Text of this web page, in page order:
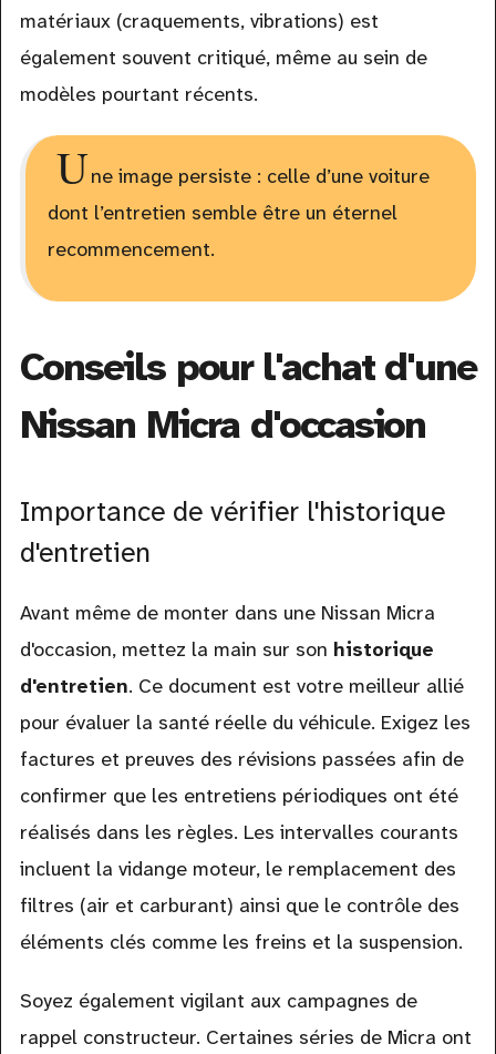
matériaux (craquements, vibrations) est
également souvent critiqué, même au sein de
modèles pourtant récents.
Une image persiste : celle d’une voiture
dont l’entretien semble être un éternel
recommencement.
Conseils pour l'achat d'une
Nissan Micra d'occasion
Importance de vérifier l'historique
d'entretien
Avant même de monter dans une Nissan Micra
d'occasion, mettez la main sur son historique
d'entretien. Ce document est votre meilleur allié
pour évaluer la santé réelle du véhicule. Exigez les
factures et preuves des révisions passées afin de
confirmer que les entretiens périodiques ont été
réalisés dans les règles. Les intervalles courants
incluent la vidange moteur, le remplacement des
filtres (air et carburant) ainsi que le contrôle des
éléments clés comme les freins et la suspension.
Soyez également vigilant aux campagnes de
rappel constructeur. Certaines séries de Micra ont